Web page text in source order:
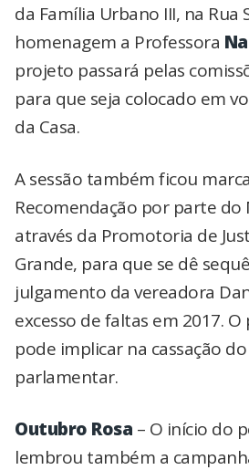
da Família Urbano III, na Rua
homenagem a Professora
projeto passará pelas
para que seja colocado em
da Casa.
A sessão também ficou
Recomendação por parte do
através da Promotoria de
Grande, para que se dê
julgamento da vereadora
excesso de faltas em 2017.
pode implicar na cassação
parlamentar.
Outubro Rosa – O início do
lembrou também a